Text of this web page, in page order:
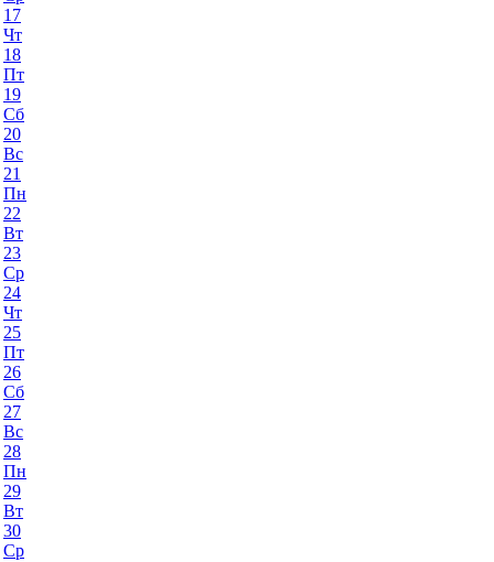
17
Чт
18
Пт
19
Сб
20
Вс
21
Пн
22
Вт
23
Ср
24
Чт
25
Пт
26
Сб
27
Вс
28
Пн
29
Вт
30
Ср